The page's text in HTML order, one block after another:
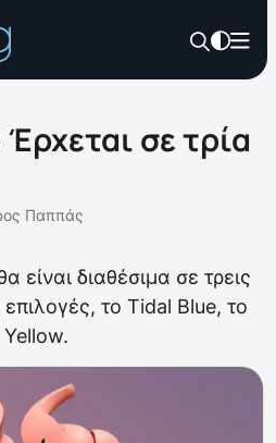
σε τρία
Παππάς
είναι διαθέσιμα σε τρεις
το Tidal Blue, το